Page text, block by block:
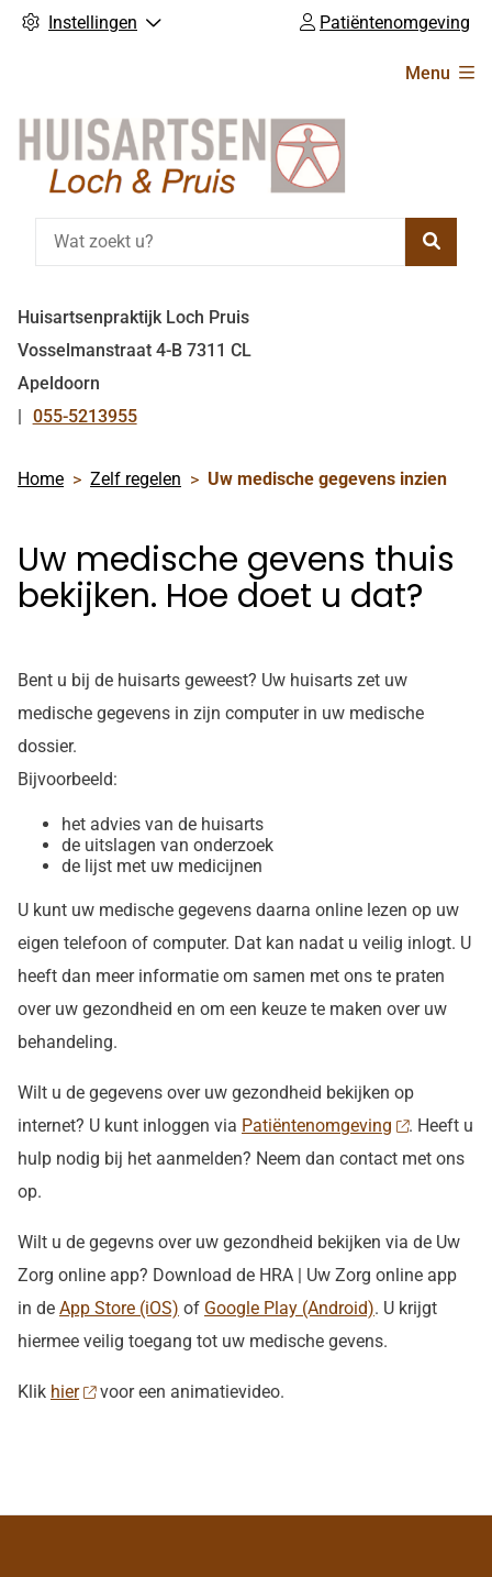
Instellingen Patiëntenomgeving
Menu
Huisartsenpraktijk Loch Pruis
Vosselmanstraat 4-B 7311 CL
Apeldoorn
Tel:
055-5213955
Home Zelf regelen Uw medische gegevens inzien
Uw medische gevens thuis
bekijken. Hoe doet u dat?
Bent u bij de huisarts geweest? Uw huisarts zet uw
medische gegevens in zijn computer in uw medische
dossier.
Bijvoorbeeld:
het advies van de huisarts
de uitslagen van onderzoek
de lijst met uw medicijnen
U kunt uw medische gegevens daarna online lezen op uw
eigen telefoon of computer. Dat kan nadat u veilig inlogt. U
heeft dan meer informatie om samen met ons te praten
over uw gezondheid en om een keuze te maken over uw
behandeling.
Wilt u de gegevens over uw gezondheid bekijken op
internet? U kunt inloggen via Patiëntenomgeving
. Heeft u
hulp nodig bij het aanmelden? Neem dan contact met ons
op.
Wilt u de gegevns over uw gezondheid bekijken via de Uw
Zorg online app? Download de HRA | Uw Zorg online app
in de App Store (iOS) of Google Play (Android). U krijgt
hiermee veilig toegang tot uw medische gevens.
Klik hier voor een animatievideo.